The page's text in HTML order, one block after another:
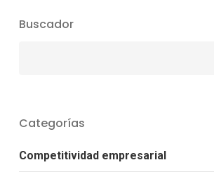
Buscador
Categorías
Competitividad empresarial